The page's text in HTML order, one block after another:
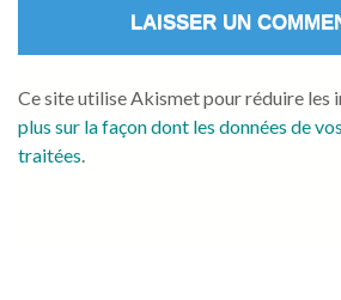
Ce site utilise Akismet pour réduire les
plus sur la façon dont les données de
traitées.